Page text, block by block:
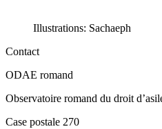
Illustrations: Sachaeph
Contact
ODAE romand
Observatoire romand du droit
Case postale 270